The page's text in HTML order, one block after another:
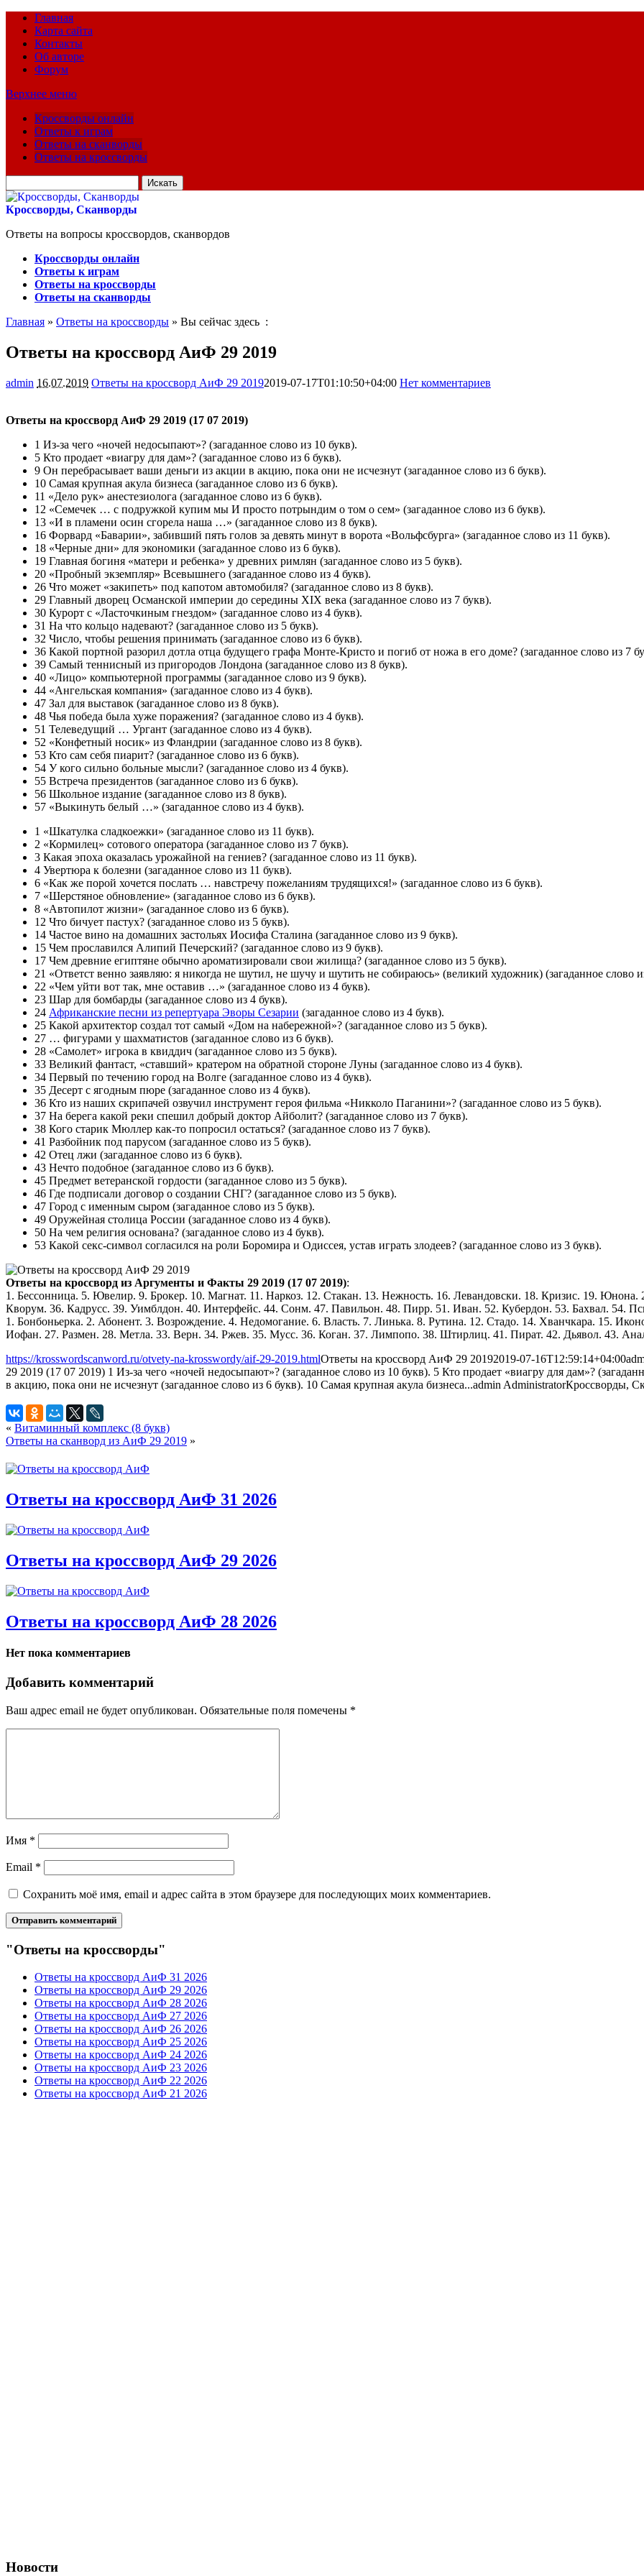
Главная
Карта сайта
Контакты
Об авторе
Форум
Верхнее меню
Кроссворды онлайн
Ответы к играм
Ответы на сканворды
Ответы на кроссворды
для:
Кроссворды, Сканворды
Ответы на вопросы кроссвордов, сканвордов
Кроссворды онлайн
Ответы к играм
Ответы на кроссворды
Ответы на сканворды
Главная » Ответы на кроссворды » Вы сейчас здесь :
Ответы на кроссворд АиФ 29 2019
admin 16.07.2019 Ответы на кроссворд АиФ 29 20192019-07-17T01:10:50+04:00 Нет комментариев
Ответы на кроссворд АиФ 29 2019 (17 07 2019)
1 Из-за чего «ночей недосыпают»? (загаданное слово из 10 букв).
5 Кто продает «виагру для дам»? (загаданное слово из 6 букв).
9 Он перебрасывает ваши деньги из акции в акцию, пока они не исчезнут (загаданное слово из 6 букв).
10 Самая крупная акула бизнеса (загаданное слово из 6 букв).
11 «Дело рук» анестезиолога (загаданное слово из 6 букв).
12 «Семечек … с подружкой купим мы И просто потрындим о том о сем» (загаданное слово из 6 букв).
13 «И в пламени осин сгорела наша …» (загаданное слово из 8 букв).
16 Форвард «Баварии», забивший пять голов за девять минут в ворота «Вольфсбурга» (загаданное слово из 11 букв).
18 «Черные дни» для экономики (загаданное слово из 6 букв).
19 Главная богиня «матери и ребенка» у древних римлян (загаданное слово из 5 букв).
20 «Пробный экземпляр» Всевышнего (загаданное слово из 4 букв).
26 Что может «закипеть» под капотом автомобиля? (загаданное слово из 8 букв).
29 Главный дворец Османской империи до середины XIX века (загаданное слово из 7 букв).
30 Курорт с «Ласточкиным гнездом» (загаданное слово из 4 букв).
31 На что кольцо надевают? (загаданное слово из 5 букв).
32 Число, чтобы решения принимать (загаданное слово из 6 букв).
36 Какой портной разорил дотла отца будущего графа Монте-Кристо и погиб от ножа в его доме? (загаданное слово из 7
39 Самый теннисный из пригородов Лондона (загаданное слово из 8 букв).
40 «Лицо» компьютерной программы (загаданное слово из 9 букв).
44 «Ангельская компания» (загаданное слово из 4 букв).
47 Зал для выставок (загаданное слово из 8 букв).
48 Чья победа была хуже поражения? (загаданное слово из 4 букв).
51 Телеведущий … Ургант (загаданное слово из 4 букв).
52 «Конфетный носик» из Фландрии (загаданное слово из 8 букв).
53 Кто сам себя пиарит? (загаданное слово из 6 букв).
54 У кого сильно больные мысли? (загаданное слово из 4 букв).
55 Встреча президентов (загаданное слово из 6 букв).
56 Школьное издание (загаданное слово из 8 букв).
57 «Выкинуть белый …» (загаданное слово из 4 букв).
1 «Шкатулка сладкоежки» (загаданное слово из 11 букв).
2 «Кормилец» сотового оператора (загаданное слово из 7 букв).
3 Какая эпоха оказалась урожайной на гениев? (загаданное слово из 11 букв).
4 Увертюра к болезни (загаданное слово из 11 букв).
6 «Как же порой хочется послать … навстречу пожеланиям трудящихся!» (загаданное слово из 6 букв).
7 «Шерстяное обновление» (загаданное слово из 6 букв).
8 «Автопилот жизни» (загаданное слово из 6 букв).
12 Что бичует пастух? (загаданное слово из 5 букв).
14 Частое вино на домашних застольях Иосифа Сталина (загаданное слово из 9 букв).
15 Чем прославился Алипий Печерский? (загаданное слово из 9 букв).
17 Чем древние египтяне обычно ароматизировали свои жилища? (загаданное слово из 5 букв).
21 «Ответст венно заявляю: я никогда не шутил, не шучу и шутить не собираюсь» (великий художник) (загаданное слово
22 «Чем уйти вот так, мне оставив …» (загаданное слово из 4 букв).
23 Шар для бомбарды (загаданное слово из 4 букв).
24 Африканские песни из репертуара Эворы Сезарии (загаданное слово из 4 букв).
25 Какой архитектор создал тот самый «Дом на набережной»? (загаданное слово из 5 букв).
27 … фигурами у шахматистов (загаданное слово из 6 букв).
28 «Самолет» игрока в квиддич (загаданное слово из 5 букв).
33 Великий фантаст, «ставший» кратером на обратной стороне Луны (загаданное слово из 4 букв).
34 Первый по течению город на Волге (загаданное слово из 4 букв).
35 Десерт с ягодным пюре (загаданное слово из 4 букв).
36 Кто из наших скрипачей озвучил инструмент героя фильма «Никколо Паганини»? (загаданное слово из 5 букв).
37 На берега какой реки спешил добрый доктор Айболит? (загаданное слово из 7 букв).
38 Кого старик Мюллер как-то попросил остаться? (загаданное слово из 7 букв).
41 Разбойник под парусом (загаданное слово из 5 букв).
42 Отец лжи (загаданное слово из 6 букв).
43 Нечто подобное (загаданное слово из 6 букв).
45 Предмет ветеранской гордости (загаданное слово из 5 букв).
46 Где подписали договор о создании СНГ? (загаданное слово из 5 букв).
47 Город с именным сыром (загаданное слово из 5 букв).
49 Оружейная столица России (загаданное слово из 4 букв).
50 На чем религия основана? (загаданное слово из 4 букв).
53 Какой секс-символ согласился на роли Боромира и Одиссея, устав играть злодеев? (загаданное слово из 3 букв).
Ответы на кроссворд из Аргументы и Факты 29 2019 (17 07 2019):
1. Бессонница. 5. Ювелир. 9. Брокер. 10. Магнат. 11. Наркоз. 12. Стакан. 13. Нежность. 16. Левандовски. 18. Кризис. 19.
Кворум. 36. Кадрусс. 39. Уимблдон. 40. Интерфейс. 44. Сонм. 47. Павильон. 48. Пирр. 51. Иван. 52. Кубердон. 53. Бахвал. 54.
1. Бонбоньерка. 2. Абонент. 3. Возрождение. 4. Недомогание. 6. Власть. 7. Линька. 8. Рутина. 12. Стадо. 14. Хванчкара. 15.
Иофан. 27. Размен. 28. Метла. 33. Верн. 34. Ржев. 35. Мусс. 36. Коган. 37. Лимпопо. 38. Штирлиц. 41. Пират. 42. Дьявол. 43.
https://krosswordscanword.ru/otvety-na-krosswordy/aif-29-2019.htmlОтветы на кроссворд АиФ 29 20192019-07-16T12:59:14+04:00
29 2019 (17 07 2019) 1 Из-за чего «ночей недосыпают»? (загаданное слово из 10 букв). 5 Кто продает «виагру для дам»?
в акцию, пока они не исчезнут (загаданное слово из 6 букв). 10 Самая крупная акула бизнеса...admin AdministratorКроссворды,
« Витаминный комплекс (8 букв)
Ответы на сканворд из АиФ 29 2019 »
Ответы на кроссворд АиФ 31 2026
Ответы на кроссворд АиФ 29 2026
Ответы на кроссворд АиФ 28 2026
Нет пока комментариев
Добавить комментарий
Ваш адрес email не будет опубликован. Обязательные поля помечены *
Имя *
Email *
Сохранить моё имя, email и адрес сайта в этом браузере для последующих моих комментариев.
"Ответы на кроссворды"
Ответы на кроссворд АиФ 31 2026
Ответы на кроссворд АиФ 29 2026
Ответы на кроссворд АиФ 28 2026
Ответы на кроссворд АиФ 27 2026
Ответы на кроссворд АиФ 26 2026
Ответы на кроссворд АиФ 25 2026
Ответы на кроссворд АиФ 24 2026
Ответы на кроссворд АиФ 23 2026
Ответы на кроссворд АиФ 22 2026
Ответы на кроссворд АиФ 21 2026
Новости